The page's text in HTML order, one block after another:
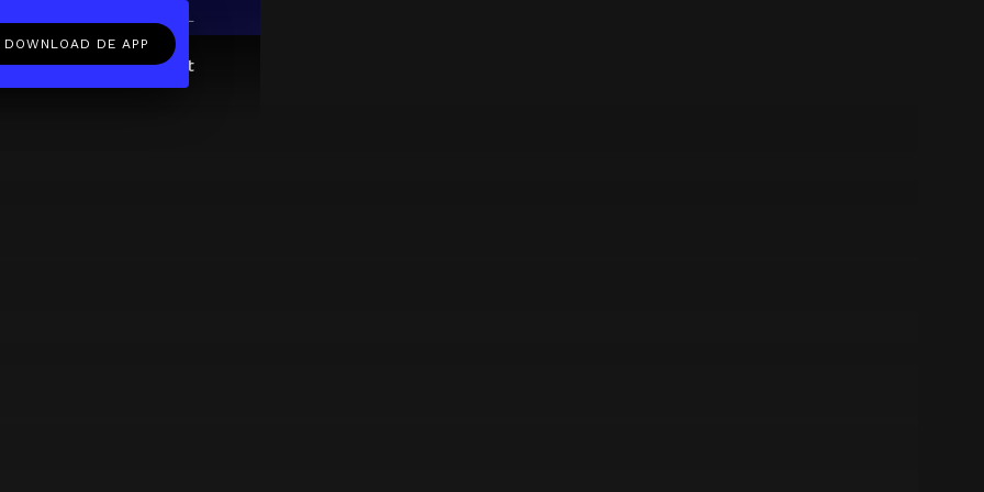
NL
OverFAQContact
DOWNLOAD DE APP